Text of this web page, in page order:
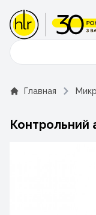
Поиск
Главная
Контрольний